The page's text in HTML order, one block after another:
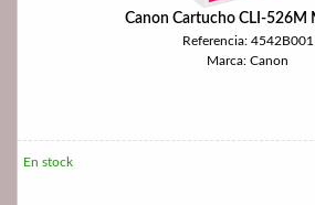
Canon Cartucho CLI-526M
Referencia: 4542B001
Marca: Canon
En stock